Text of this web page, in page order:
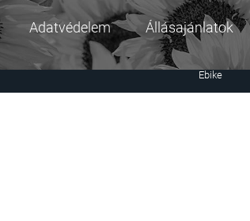
Adatvédelem Állásajánlatok
Ebike